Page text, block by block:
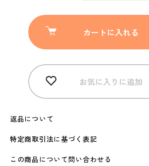
カートに入れる
お気に入りに追加
返品について
特定商取引法に基づく表記
この商品について問い合わせる